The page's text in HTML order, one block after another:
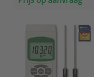
data wordt in excel format